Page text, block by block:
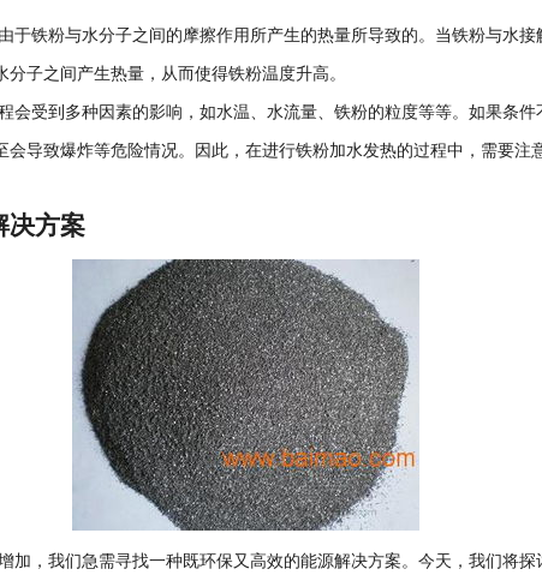
粉与水分子之间的摩擦作用所产生的热量所导致的。当铁粉与水接
子之间产生热量，从而使得铁粉温度升高。
受到多种因素的影响，如水温、水流量、铁粉的粒度等等。如果条件
导致爆炸等危险情况。因此，在进行铁粉加水发热的过程中，需要注
决方案
，我们急需寻找一种既环保又高效的能源解决方案。今天，我们将探